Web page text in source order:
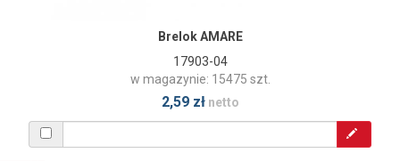
Brelok AMARE
17903-04
w magazynie: 15475 szt.
2,59 złnetto